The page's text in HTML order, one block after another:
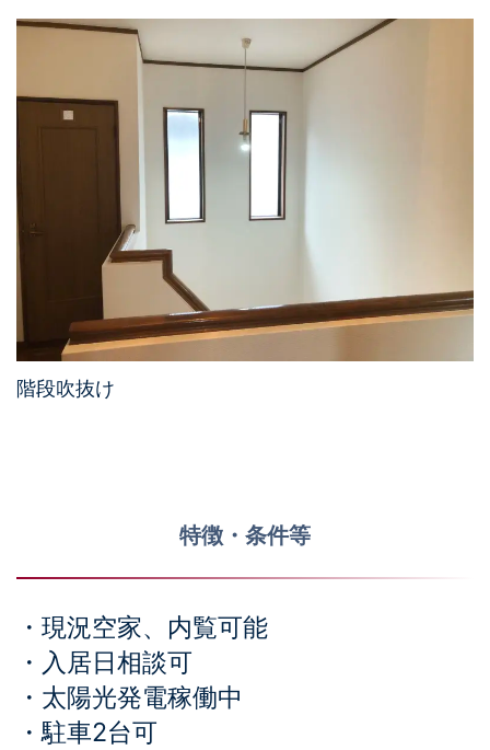
階段吹抜け
特徴・条件等
・現況空家、内覧可能
・入居日相談可
・太陽光発電稼働中
・駐車2台可